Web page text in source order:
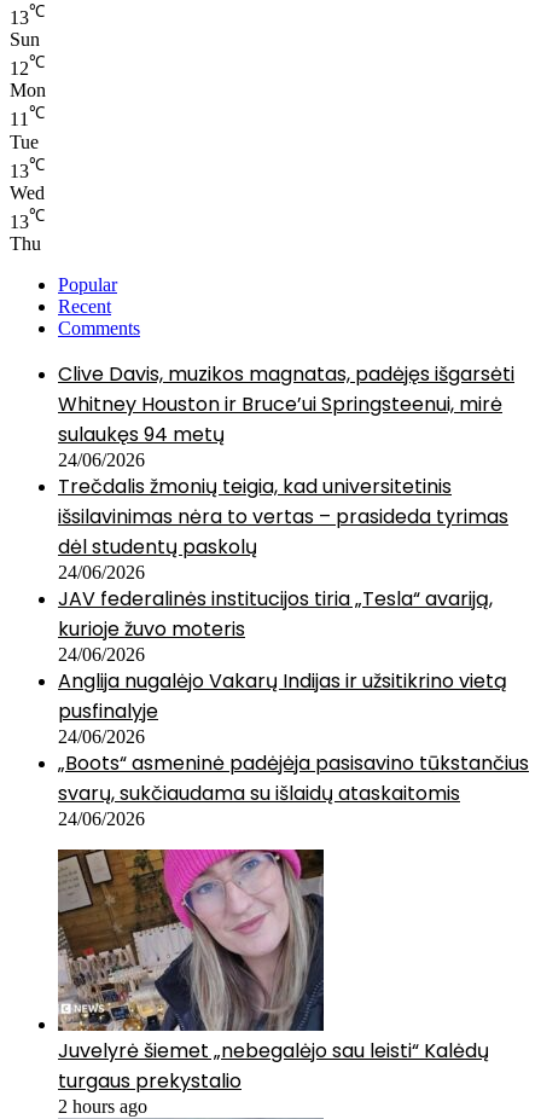
13℃
Sun
12℃
Mon
11℃
Tue
13℃
Wed
13℃
Thu
Popular
Recent
Comments
Clive Davis, muzikos magnatas, padėjęs išgarsėti
Whitney Houston ir Bruce’ui Springsteenui, mirė
sulaukęs 94 metų
24/06/2026
Trečdalis žmonių teigia, kad universitetinis
išsilavinimas nėra to vertas – prasideda tyrimas
dėl studentų paskolų
24/06/2026
JAV federalinės institucijos tiria „Tesla“ avariją,
kurioje žuvo moteris
24/06/2026
Anglija nugalėjo Vakarų Indijas ir užsitikrino vietą
pusfinalyje
24/06/2026
„Boots“ asmeninė padėjėja pasisavino tūkstančius
svarų, sukčiaudama su išlaidų ataskaitomis
24/06/2026
Juvelyrė šiemet „nebegalėjo sau leisti“ Kalėdų
turgaus prekystalio
2 hours ago